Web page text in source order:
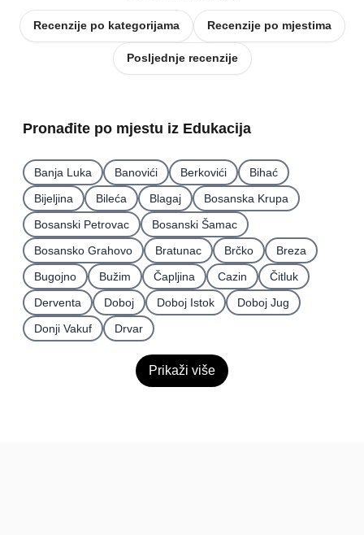
Recenzije po kategorijama Recenzije po mjestima
Posljednje recenzije
Pronađite po mjestu iz Edukacija
Banja Luka Banovići Berkovići
Bihać
Bijeljina
Bileća Blagaj
Bosanska Krupa
Bosanski Petrovac
Bosanski Šamac
Bosansko Grahovo
Bratunac Brčko
Breza
Bugojno
Bužim Čapljina Cazin
Čitluk
Derventa
Doboj Doboj Istok
Doboj Jug
Donji Vakuf
Drvar
Prikaži više